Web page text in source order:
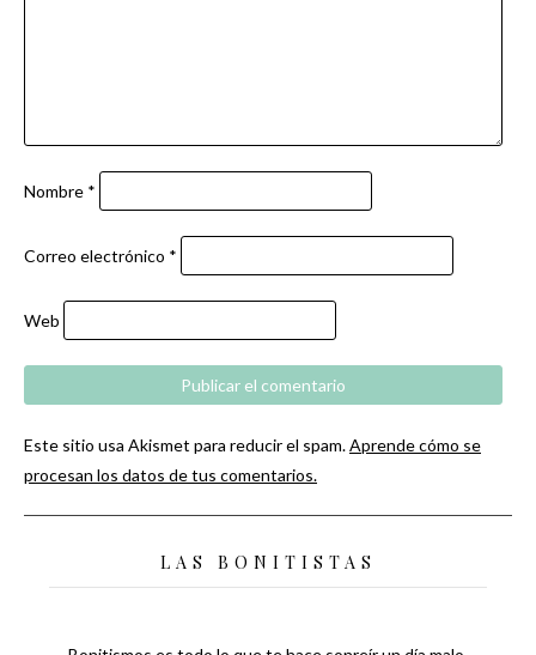
Nombre *
Correo electrónico *
Web
Este sitio usa Akismet para reducir el spam.Aprende cómo se
procesan los datos de tus comentarios.
LAS BONITISTAS